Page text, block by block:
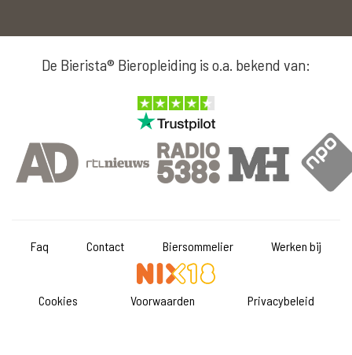
De Bierista® Bieropleiding is o.a. bekend van:
Faq Contact Biersommelier Werken bij
Cookies Voorwaarden Privacybeleid